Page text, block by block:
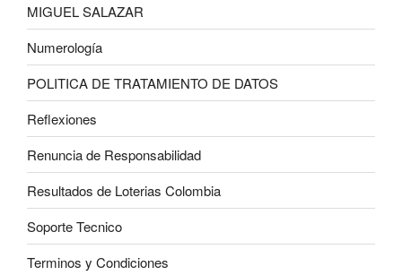
MIGUEL SALAZAR
Numerología
POLITICA DE TRATAMIENTO DE DATOS
Reflexiones
Renuncia de Responsabilidad
Resultados de Loterias Colombia
Soporte Tecnico
Terminos y Condiciones